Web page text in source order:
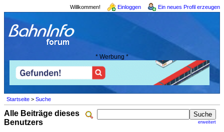
Willkommen! Einloggen Ein neues Profil erzeugen
* Werbung *
Startseite > Suche
erweitert
Alle Beiträge dieses
Benutzers